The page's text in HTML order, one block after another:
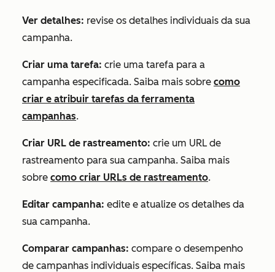
Ver detalhes: revise os detalhes individuais da sua
campanha.
Criar uma tarefa: crie uma tarefa para a
campanha especificada. Saiba mais sobre como
criar e atribuir tarefas da ferramenta
campanhas.
Criar URL de rastreamento: crie um URL de
rastreamento para sua campanha. Saiba mais
sobre como criar URLs de rastreamento.
Editar campanha: edite e atualize os detalhes da
sua campanha.
Comparar campanhas: compare o desempenho
de campanhas individuais específicas. Saiba mais